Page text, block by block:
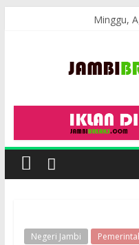
Minggu,
Negeri Jambi